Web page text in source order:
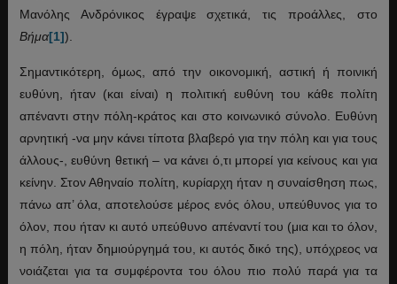
Μανόλης Ανδρόνικος έγραψε σχετικά, τις προάλλες, στο
Βήμα[1]).
Σημαντικότερη, όμως, από την οικονομική, αστική ή ποινική
ευθύνη, ήταν (και είναι) η πολιτική ευθύνη του κάθε πολίτη
απέναντι στην πόλη-κράτος και στο κοινωνικό σύνολο. Ευθύνη
αρνητική -να μην κάνει τίποτα βλαβερό για την πόλη και για τους
άλλους-, ευθύνη θετική – να κάνει ό,τι μπορεί για κείνους και για
κείνην. Στον Αθηναίο πολίτη, κυρίαρχη ήταν η συναίσθηση πως,
πάνω απ’ όλα, αποτελούσε μέρος ενός όλου, υπεύθυνος για το
όλον, που ήταν κι αυτό υπεύθυνο απέναντί του (μια και το όλον,
η πόλη, ήταν δημιούργημά του, κι αυτός δικό της), υπόχρεος να
νοιάζεται για τα συμφέροντα του όλου πιο πολύ παρά για τα